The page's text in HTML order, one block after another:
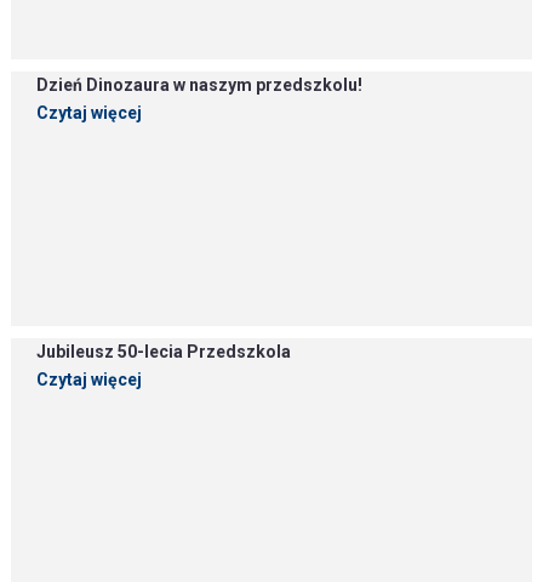
Dzień Dinozaura w naszym przedszkolu!
Czytaj więcej
Jubileusz 50-lecia Przedszkola
Czytaj więcej